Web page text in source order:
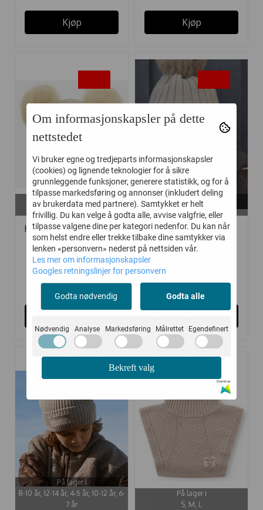
Kjøp Kjøp
På lager i
4-6 år
HUTTELIHUT LUE "BIG
PLYS" ...
640,- 384,-
På lager i
8-10 år, 4-6 år, 6-8 år
HUTTELIHUT LUE
"WARMY" SAND
640,- 384,-
På lager i
8-10 år, 12-14 år, 4-5 år, 10-12 år, 6-
7 år
På lager i
S, M, L
Om informasjonskapsler på dette
nettstedet
Vi bruker egne og tredjeparts informasjonskapsler
(cookies) og lignende teknologier for å sikre
grunnleggende funksjoner, generere statistikk, og for å
tilpasse markedsføring og annonser (inkludert deling
av brukerdata med partnere). Samtykket er helt
frivillig. Du kan velge å godta alle, avvise valgfrie, eller
tilpasse valgene dine per kategori nedenfor. Du kan når
som helst endre eller trekke tilbake dine samtykker via
lenken «personvern» nederst på nettsiden vår.
Les mer om informasjonskapsler
Googles retningslinjer for personvern
Godta nødvendig Godta alle
Nødvendig Analyse Markedsføring Målrettet Egendefinert
Bekreft valg
Drevet av